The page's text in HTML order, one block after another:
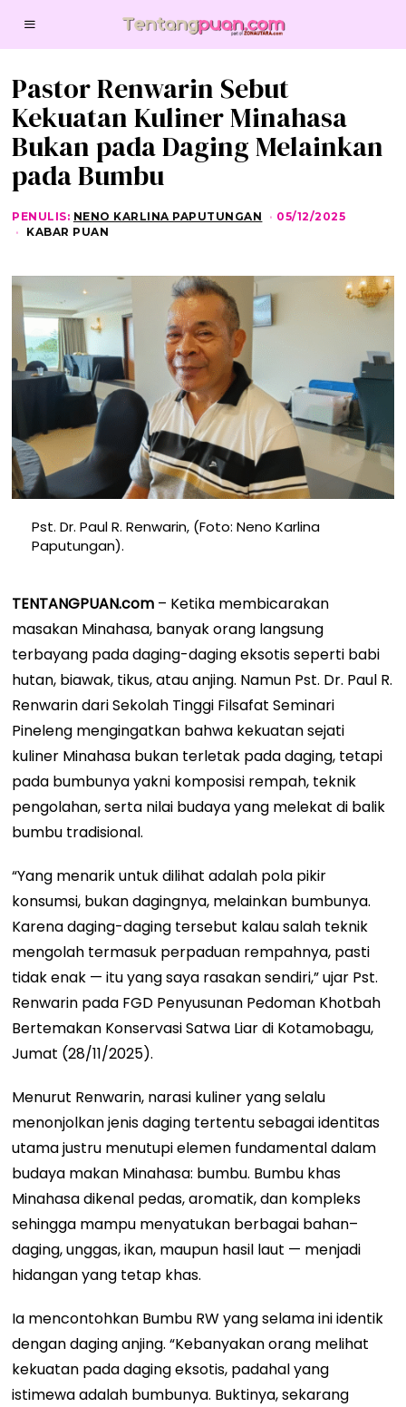
Pastor Renwarin Sebut
Kekuatan Kuliner Minahasa
Bukan pada Daging Melainkan
pada Bumbu
PENULIS: NENO KARLINA PAPUTUNGAN 05/12/2025
2
/
2
KABAR PUAN
Pst. Dr. Paul R. Renwarin, (Foto: Neno Karlina
Paputungan).
TENTANGPUAN.com – Ketika membicarakan
masakan Minahasa, banyak orang langsung
terbayang pada daging-daging eksotis seperti babi
hutan, biawak, tikus, atau anjing. Namun Pst. Dr. Paul R.
Renwarin dari Sekolah Tinggi Filsafat Seminari
Pineleng mengingatkan bahwa kekuatan sejati
kuliner Minahasa bukan terletak pada daging, tetapi
pada bumbunya yakni komposisi rempah, teknik
pengolahan, serta nilai budaya yang melekat di balik
bumbu tradisional.
“Yang menarik untuk dilihat adalah pola pikir
konsumsi, bukan dagingnya, melainkan bumbunya.
Karena daging-daging tersebut kalau salah teknik
mengolah termasuk perpaduan rempahnya, pasti
tidak enak — itu yang saya rasakan sendiri,” ujar Pst.
Renwarin pada FGD Penyusunan Pedoman Khotbah
Bertemakan Konservasi Satwa Liar di Kotamobagu,
Jumat (28/11/2025).
Menurut Renwarin, narasi kuliner yang selalu
menonjolkan jenis daging tertentu sebagai identitas
utama justru menutupi elemen fundamental dalam
budaya makan Minahasa: bumbu. Bumbu khas
Minahasa dikenal pedas, aromatik, dan kompleks
sehingga mampu menyatukan berbagai bahan–
daging, unggas, ikan, maupun hasil laut — menjadi
hidangan yang tetap khas.
Ia mencontohkan Bumbu RW yang selama ini identik
dengan daging anjing. “Kebanyakan orang melihat
kekuatan pada daging eksotis, padahal yang
istimewa adalah bumbunya. Buktinya, sekarang